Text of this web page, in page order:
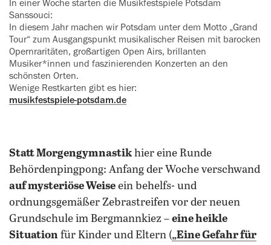
Sanssouci:
In diesem Jahr machen wir Potsdam unter dem Motto „Grand
Tour“ zum Ausgangspunkt musikalischer Reisen mit barocken
Opernraritäten, ‍großartigen Open Airs, brillanten
Musiker*innen und faszinierenden ‍Konzerten an den
schönsten Orten.
Wenige Restkarten gibt es hier:
musikfestspiele-potsdam.de
Statt Morgengymnastikhier eine Runde
Behördenpingpong: Anfang der Woche verschwand
auf mysteriöse Weise ein behelfs- und
ordnungsgemäßer Zebrastreifen vor der neuen
Grundschule im Bergmannkiez – eine heikle
Situation für Kinder und Eltern („Eine Gefahr für